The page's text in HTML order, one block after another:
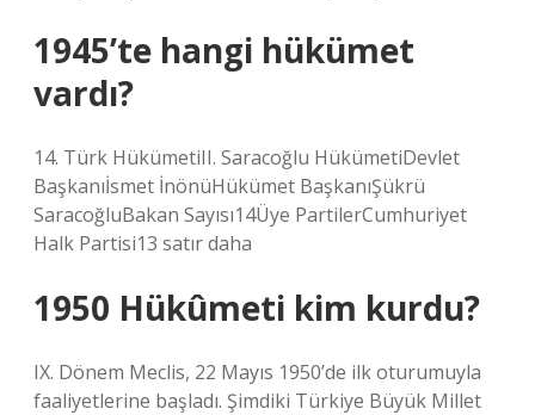
1945’te hangi hükümet
vardı?
14. Türk HükümetiII. Saracoğlu HükümetiDevlet
Başkanıİsmet İnönüHükümet BaşkanıŞükrü
SaracoğluBakan Sayısı14Üye PartilerCumhuriyet
Halk Partisi13 satır daha
1950 Hükûmeti kim kurdu?
IX. Dönem Meclis, 22 Mayıs 1950’de ilk oturumuyla
faaliyetlerine başladı. Şimdiki Türkiye Büyük Millet